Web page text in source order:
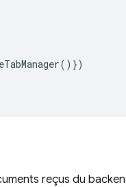
()})
reçus du